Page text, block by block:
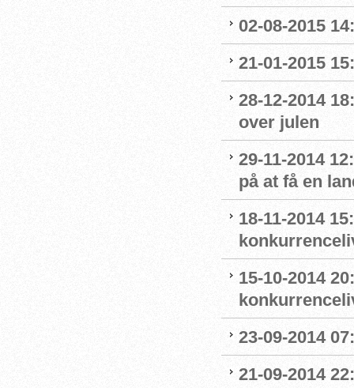
02-08-2015
21-01-2015
28-12-2014
over julen
29-11-2014
på at få en
18-11-2014
15-10-2014
23-09-2014
21-09-2014